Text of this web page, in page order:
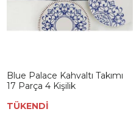
Blue Palace Kahvaltı Takımı
17 Parça 4 Kişilik
TÜKENDİ